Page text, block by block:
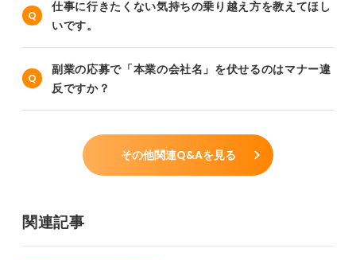
仕事に行きたくない気持ちの乗り越え方を教えてほし
いです。
副業の応募で「本業の会社名」を伏せるのはマナー違
反ですか？
その他関連Q&Aを見る
関連記事